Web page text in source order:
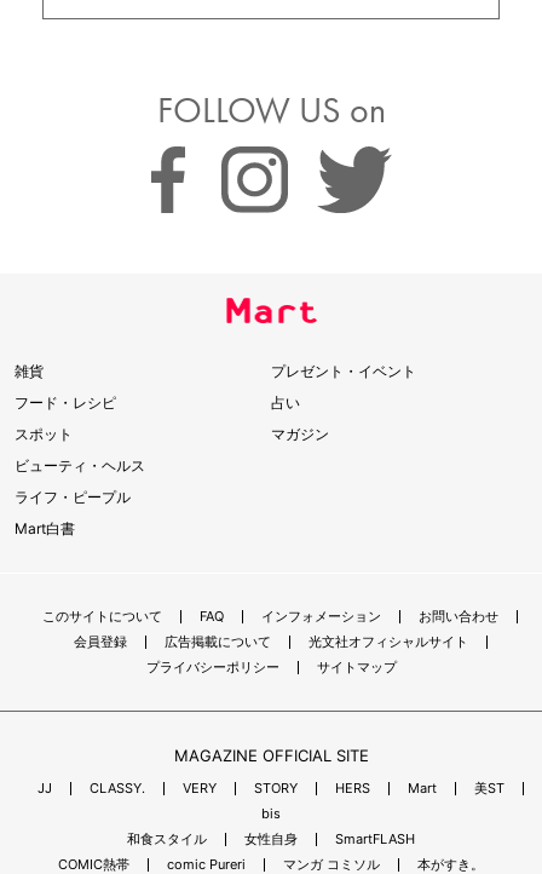
FOLLOW US on
雑貨
フード・レシピ
スポット
ビューティ・ヘルス
ライフ・ピープル
Mart白書
プレゼント・イベント
占い
マガジン
このサイトについて FAQ インフォメーション
お問い合わせ
会員登録
広告掲載について
光文社オフィシャルサイト
プライバシーポリシー
サイトマップ
MAGAZINE OFFICIAL SITE
JJ CLASSY. VERY STORY HERS Mart
美ST
bis
和食スタイル
女性自身
SmartFLASH
COMIC熱帯
comic Pureri マンガ コミソル 本がすき。